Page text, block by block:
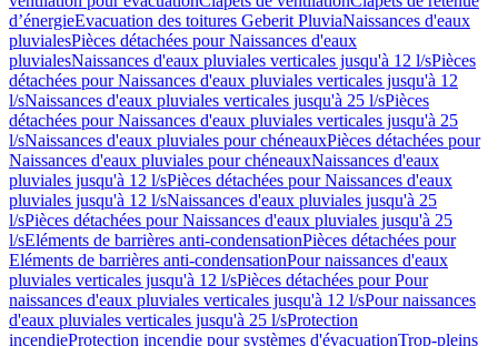
d’énergieEvacuation des toitures Geberit PluviaNaissances d'eaux
pluvialesPièces détachées pour Naissances d'eaux
pluvialesNaissances d'eaux pluviales verticales jusqu'à 12 l/sPièces
détachées pour Naissances d'eaux pluviales verticales jusqu'à 12
l/sNaissances d'eaux pluviales verticales jusqu'à 25 l/sPièces
détachées pour Naissances d'eaux pluviales verticales jusqu'à 25
l/sNaissances d'eaux pluviales pour chéneauxPièces détachées pour
Naissances d'eaux pluviales pour chéneauxNaissances d'eaux
pluviales jusqu'à 12 l/sPièces détachées pour Naissances d'eaux
pluviales jusqu'à 12 l/sNaissances d'eaux pluviales jusqu'à 25
l/sPièces détachées pour Naissances d'eaux pluviales jusqu'à 25
l/sEléments de barrières anti-condensationPièces détachées pour
Eléments de barrières anti-condensationPour naissances d'eaux
pluviales verticales jusqu'à 12 l/sPièces détachées pour Pour
naissances d'eaux pluviales verticales jusqu'à 12 l/sPour naissances
d'eaux pluviales verticales jusqu'à 25 l/sProtection
incendieProtection incendie pour systèmes d'évacuationTrop-pleins